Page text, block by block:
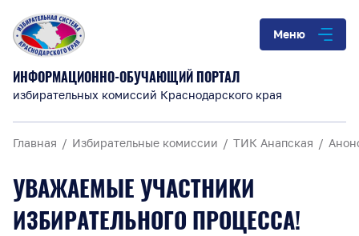
Меню
ИНФОРМАЦИОННО-ОБУЧАЮЩИЙ ПОРТАЛ
избирательных комиссий Краснодарского края
Главная Избирательные комиссии ТИК Анапская
УВАЖАЕМЫЕ УЧАСТНИКИ
ИЗБИРАТЕЛЬНОГО ПРОЦЕССА!